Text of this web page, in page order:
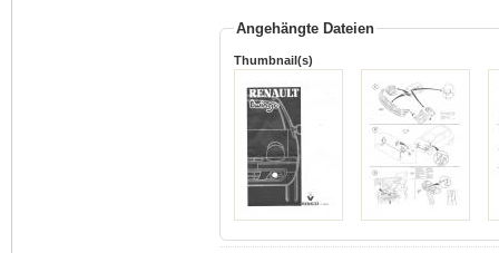
Angehängte Dateien
Thumbnail(s)